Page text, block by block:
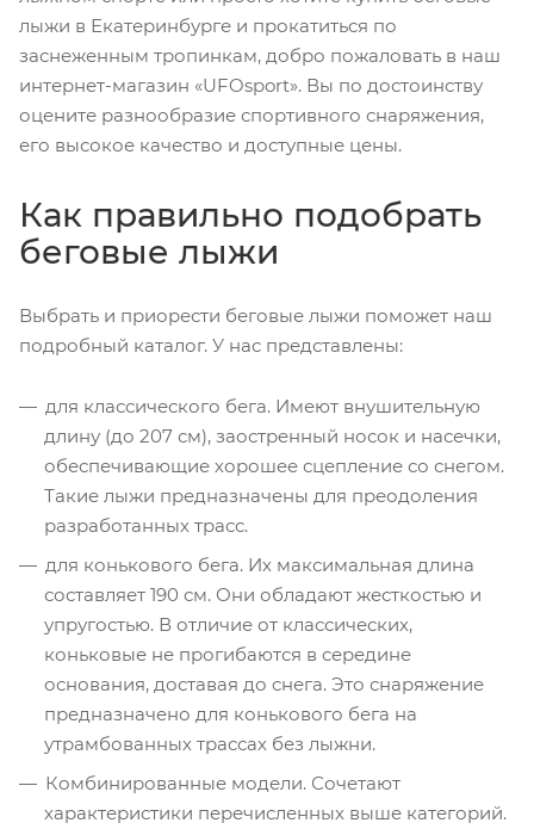
лыжи в Екатеринбурге и прокатиться по
заснеженным тропинкам, добро пожаловать в наш
интернет-магазин «UFOsport». Вы по достоинству
оцените разнообразие спортивного снаряжения,
его высокое качество и доступные цены.
Как правильно подобрать
беговые лыжи
Выбрать и приорести беговые лыжи поможет наш
подробный каталог. У нас представлены:
для классического бега. Имеют внушительную
длину (до 207 см), заостренный носок и насечки,
обеспечивающие хорошее сцепление со снегом.
Такие лыжи предназначены для преодоления
разработанных трасс.
для конькового бега. Их максимальная длина
составляет 190 см. Они обладают жесткостью и
упругостью. В отличие от классических,
коньковые не прогибаются в середине
основания, доставая до снега. Это снаряжение
предназначено для конькового бега на
утрамбованных трассах без лыжни.
Комбинированные модели. Сочетают
характеристики перечисленных выше категорий.